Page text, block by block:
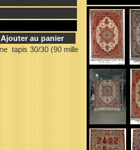
Ajouter au panier